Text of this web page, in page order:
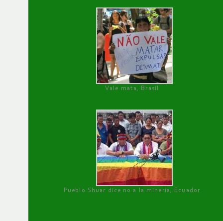
Vale mata, Brasil
Pueblo Shuar dice no a la minería, Ecuador